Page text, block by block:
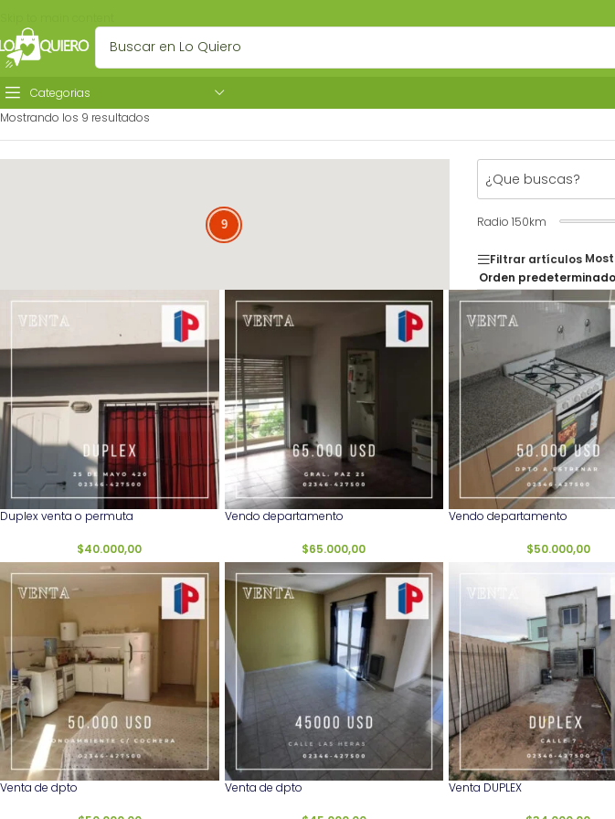
Categorias
Mostrando los 9 resultados
9
9 Radio 150km
Filtrar artículos
Duplex venta o permuta
$40.000,00
Vendo departamento
$65.000,00
Vendo departamento
$50.000,00
Venta de dpto Venta de dpto Venta DUPLEX